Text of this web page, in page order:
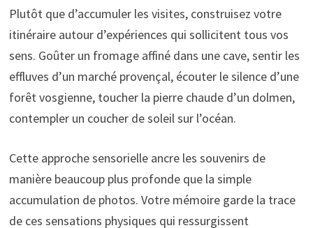
Plutôt que d’accumuler les visites, construisez votre
itinéraire autour d’expériences qui sollicitent tous vos
sens. Goûter un fromage affiné dans une cave, sentir les
effluves d’un marché provençal, écouter le silence d’une
forêt vosgienne, toucher la pierre chaude d’un dolmen,
contempler un coucher de soleil sur l’océan.
Cette approche sensorielle ancre les souvenirs de
manière beaucoup plus profonde que la simple
accumulation de photos. Votre mémoire garde la trace
de ces sensations physiques qui ressurgissent